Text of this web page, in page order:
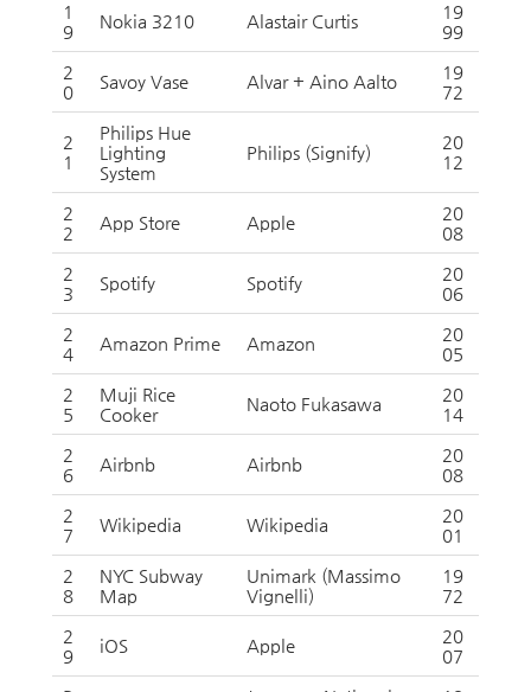
1
9
Nokia 3210 Alastair Curtis
19
99
2
0
Savoy Vase Alvar + Aino Aalto
19
72
2
1
Philips Hue
Lighting
System
Philips (Signify)
20
12
2
2
App Store Apple
20
08
2
3
Spotify Spotify
20
06
2
4
Amazon Prime Amazon
20
05
2
5
Muji Rice
Cooker
Naoto Fukasawa
20
14
2
6
Airbnb Airbnb
20
08
2
7
Wikipedia Wikipedia
20
01
2
8
NYC Subway
Map
Unimark (Massimo
Vignelli)
19
72
2
9
iOS Apple
20
07